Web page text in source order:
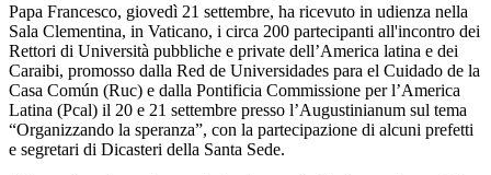
Papa Francesco, giovedì 21 settembre, ha ricevuto in udienza nella
Sala Clementina, in Vaticano, i circa 200 partecipanti all'incontro dei
Rettori di Università pubbliche e private dell’America latina e dei
Caraibi, promosso dalla Red de Universidades para el Cuidado de la
Casa Común (Ruc) e dalla Pontificia Commissione per l’America
Latina (Pcal) il 20 e 21 settembre presso l’Augustinianum sul tema
“Organizzando la speranza”, con la partecipazione di alcuni prefetti
e segretari di Dicasteri della Santa Sede.